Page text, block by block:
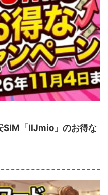
SIM「IIJmio」のお得な